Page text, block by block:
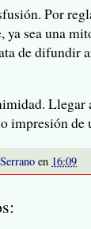
Por
ya sea una
de difun­dir
Lle­gar
impre­sión de
en 16:09